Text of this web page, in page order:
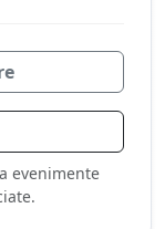
evenimente